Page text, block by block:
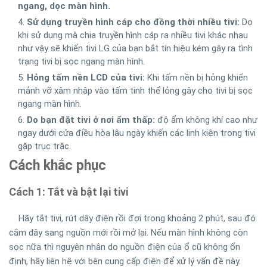
ngang, dọc màn hình.
Sử dụng truyền hình cáp cho đồng thời nhiều tivi: Do
khi sử dụng mà chia truyền hình cáp ra nhiều tivi khác nhau
như vậy sẽ khiến tivi LG của bạn bắt tín hiệu kém gây ra tình
trạng tivi bị sọc ngang màn hình.
Hỏng tấm nền LCD của tivi: Khi tấm nền bị hỏng khiến
mảnh vỡ xâm nhập vào tấm tinh thể lỏng gây cho tivi bị sọc
ngang màn hình.
Do bạn đặt tivi ở nơi ẩm thấp: độ ẩm không khí cao như
ngay dưới cửa điều hòa lâu ngày khiến các linh kiện trong tivi
gặp trục trặc.
Cách khắc phục
Cách 1: Tắt và bật lại tivi
Hãy tắt tivi, rút dây điện rồi đợi trong khoảng 2 phút, sau đó
cắm dây sang nguồn mới rồi mở lại. Nếu màn hình không còn
sọc nữa thì nguyên nhân do nguồn điện của ổ cũ không ổn
định, hãy liên hệ với bên cung cấp điện để xử lý vấn đề này.